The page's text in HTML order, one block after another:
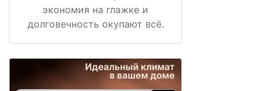
экономия на глажке и
долговечность окупают всё.